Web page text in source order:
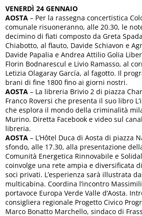
VENERDÌ 24 GENNAIO
AOSTA – Per la rassegna concertistica
comunale risuoneranno, alle 20.30, le
decimino di fiati composto da Greta
Chiabotto, al flauto, Davide Schiavon e
Davide Papalia e Andrea Attilio Golia
Florin Bodnarescul e Livio Ramasso, al
Letizia Olagaray García, al fagotto. Il
brani di fine 1800 fino ai giorni nostri.
AOSTA – La libreria Brivio 2 di piazza
Franco Roversi che presenta il suo libro
che esplora il mondo della criminalità
Murino. Diretta Facebook e video sul
libreria.
AOSTA – L’Hôtel Duca di Aosta di piazza
sfondo, alle 17.30, alla presentazione
Comunità Energetica Rinnovabile e
coinvolge una rete ampia e diversificata
soci privati. L’esperienza sarà illustrata
multicabina. Coordina l’incontro
portavoce Europa Verde Valle d’Aosta.
consigliera regionale Progetto Civico
Marco Bonatto Marchello, sindaco di